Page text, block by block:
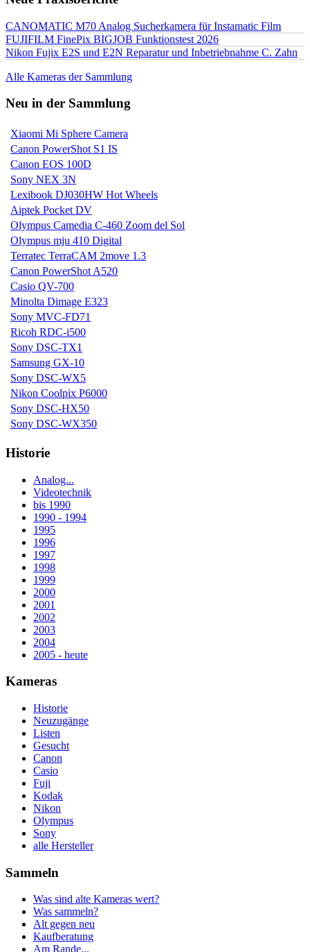
CANOMATIC M70 Analog Sucherkamera für Instamatic Film
FUJIFILM FinePix BIGJOB Funktionstest 2026
Nikon Fujix E2S und E2N Reparatur und Inbetriebnahme C. Zahn
Alle Kameras der Sammlung
Neu in der Sammlung
Xiaomi Mi Sphere Camera
Canon PowerShot S1 IS
Canon EOS 100D
Sony NEX 3N
Lexibook DJ030HW Hot Wheels
Aiptek Pocket DV
Olympus Camedia C-460 Zoom del Sol
Olympus mju 410 Digital
Terratec TerraCAM 2move 1.3
Canon PowerShot A520
Casio QV-700
Minolta Dimage E323
Sony MVC-FD71
Ricoh RDC-i500
Sony DSC-TX1
Samsung GX-10
Sony DSC-WX5
Nikon Coolpix P6000
Sony DSC-HX50
Sony DSC-WX350
Historie
Analog...
Videotechnik
bis 1990
1990 - 1994
1995
1996
1997
1998
1999
2000
2001
2002
2003
2004
2005 - heute
Kameras
Historie
Neuzugänge
Listen
Gesucht
Canon
Casio
Fuji
Kodak
Nikon
Olympus
Sony
alle Hersteller
Sammeln
Was sind alte Kameras wert?
Was sammeln?
Alt gegen neu
Kaufberatung
Am Rande...